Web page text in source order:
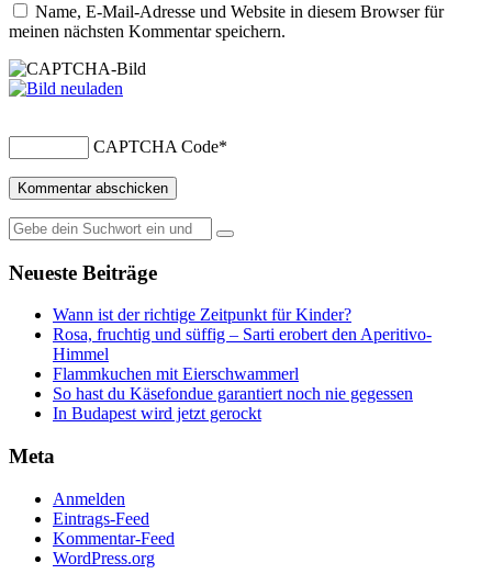
Name, E-Mail-Adresse und Website in diesem Browser für
meinen nächsten Kommentar speichern.
CAPTCHA Code*
Suche
nach:
Neueste Beiträge
Wann ist der richtige Zeitpunkt für Kinder?
Rosa, fruchtig und süffig – Sarti erobert den Aperitivo-
Himmel
Flammkuchen mit Eierschwammerl
So hast du Käsefondue garantiert noch nie gegessen
In Budapest wird jetzt gerockt
Meta
Anmelden
Eintrags-Feed
Kommentar-Feed
WordPress.org